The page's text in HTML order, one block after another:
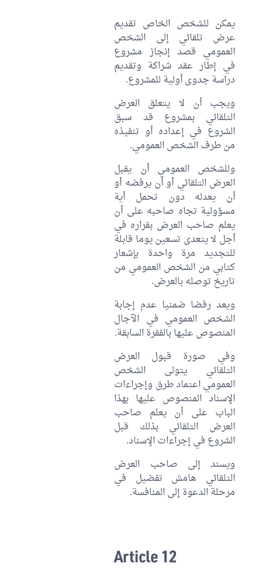
يمكن للشخص الخاص تقديم
عرض تلقائي إلى الشخص
العمومي قصد إنجاز مشروع
في إطار عقد شراكة وتقديم
دراسة جدوى أولية للمشروع.
ويجب أن لا يتعلق العرض
التلقائي بمشروع قد سبق
الشروع في إعداده أو تنفيذه
من طرف الشخص العمومي.
وللشخص العمومي أن يقبل
العرض التلقائي أو أن يرفضه أو
أن يعدله دون تحمل أية
مسؤولية تجاه صاحبه على أن
يعلم صاحب العرض بقراره في
أجل لا يتعدى تسعين يوما قابلة
للتجديد مرة واحدة بإشعار
كتابي من الشخص العمومي من
تاريخ توصله بالعرض.
ويعد رفضا ضمنيا عدم إجابة
الشخص العمومي في الآجال
المنصوص عليها بالفقرة السابقة.
وفي صورة قبول العرض
التلقائي يتولى الشخص
العمومي اعتماد طرق وإجراءات
الإسناد المنصوص عليها بهذا
الباب على أن يعلم صاحب
العرض التلقائي بذلك قبل
الشروع في إجراءات الإسناد.
ويسند إلى صاحب العرض
التلقائي هامش تفضيل في
مرحلة الدعوة إلى المنافسة.
Article 12